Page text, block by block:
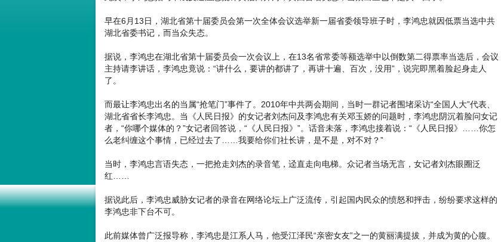
早在6月13日，湖北省第十届委员会第一次全体会议选举新一届省委领导班子时，李鸿忠就因低票当选中共
湖北省委书记，而当众失态。
据说，李鸿忠在湖北省第十届委员会一次会议上，在13名省常委等额选举中以倒数第二得票率当选后，会议
主持请李讲话，李鸿忠竟说：“讲什么，要讲的都讲了，再讲十遍、百次，没用”，说完即黑着脸起身走人
了。
而最让李鸿忠出名的当属“抢笔门”事件了。2010年中共两会期间，当时一群记者围堵采访“全国人大”代表、
湖北省省长李鸿忠。当《人民日报》的女记者刘杰问及李鸿忠有关邓玉娇的问题时，李鸿忠阴沉着脸问女记
者，“你哪个媒体的？”女记者回答说，“《人民日报》”。话音未落，李鸿忠接着说：“《人民日报》……你怎
么老纠缠这个事情，已经过去了……我要给你们社长讲，是不是，对不对？”
当时，李鸿忠言语失态，一把抢走刘杰的录音笔，迳直走向电梯。众记者当场无言，女记者刘杰眼圈泛
红……
据说此后，李鸿忠威胁女记者的录音在网络论坛上广泛流传，引起国内民众的愤怒和抨击，纷纷要求这样的
李鸿忠非下台不可。
此前媒体曾广泛报导称，李鸿忠是江系人马，他受江泽民“亲密女友”之一的黄丽满提拔，并成为黄的心腹。